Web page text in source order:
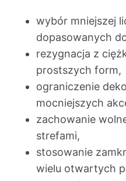
wybór mniejszej
dopasowanych
rezygnacja z
prostszych form,
ograniczenie
mocniejszych
zachowanie
strefami,
stosowanie
wielu otwartych